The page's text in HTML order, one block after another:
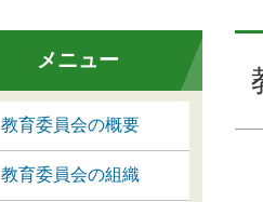
メニュー
教育委員会の概要
教育委員会の組織